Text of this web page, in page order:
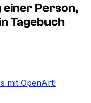
einer Person,
Tagebuch
mit OpenArt!